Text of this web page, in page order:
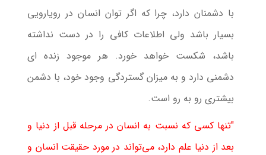
با دشمنان دارد، چرا که اگر توان انسان در رویارویی
بسیار باشد ولی اطلاعات کافی را در دست نداشته
باشد، شکست خواهد خورد. هر موجود زنده ای
دشمنی دارد و به میزان گستردگی وجود خود، با دشمن
بیشتری رو به رو است.
"تنها كسی كه نسبت به انسان در مرحله قبل از دنیا و
بعد از دنیا علم دارد، می‌تواند در مورد حقیقت انسان و